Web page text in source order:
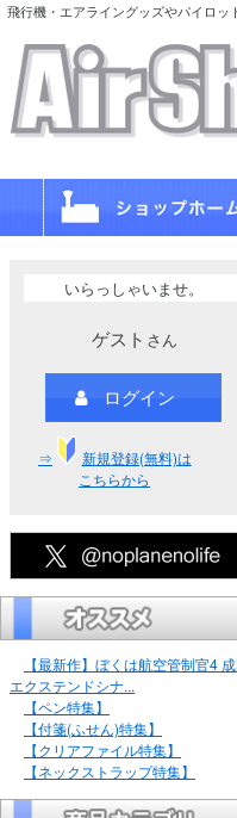
飛行機・エアライングッズやパイロッ
いらっしゃいませ。
ゲスト さん
ログイン
⇒
新規登録(無料)は
こちらから
【最新作】ぼくは航空管制官4
エクステンドシナ...
【ペン特集】
【付箋(ふせん)特集】
【クリアファイル特集】
【ネックストラップ特集】